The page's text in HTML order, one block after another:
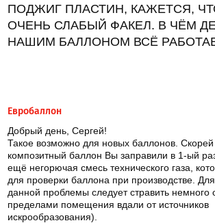
ПОДЖИГ ПЛАСТИН, КАЖЕТСЯ,
ОЧЕНЬ СЛАБЫЙ ФАКЕЛ. В ЧЁМ
НАШИМ БАЛЛОНОМ ВСЁ
Евробаллон
Добрый день, Сергей!
Такое возможно для новых баллонов. Скорей
композитный баллон Вы заправили в 1-ый
ещё негорючая смесь технического газа,
для проверки баллона при производстве.
данной проблемы следует стравить немного
пределами помещения вдали от источников
искрообразования).